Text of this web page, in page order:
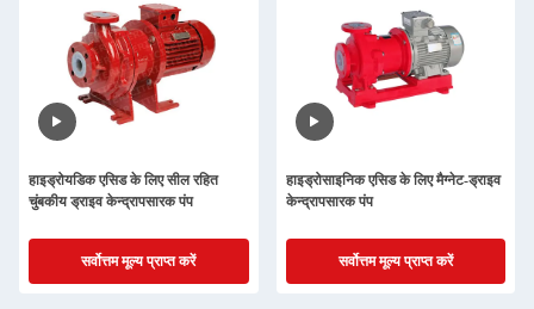
हाइड्रोयडिक एसिड के लिए सील रहित
चुंबकीय ड्राइव केन्द्रापसारक पंप
सर्वोत्तम मूल्य प्राप्त करें
हाइड्रोसाइनिक एसिड के लिए मैग्नेट-ड्राइव
केन्द्रापसारक पंप
सर्वोत्तम मूल्य प्राप्त करें